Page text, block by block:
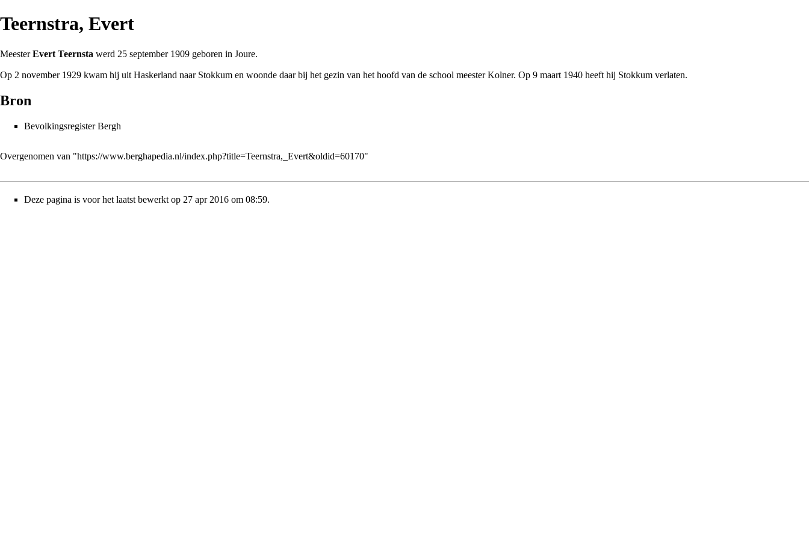
Teernstra, Evert
Meester Evert Teernsta werd 25 september 1909 geboren in Joure.
Op 2 november 1929 kwam hij uit Haskerland naar Stokkum en woonde daar bij het gezin van het hoofd van de school meesterKolner. Op 9 maart 1940 heeft hij Stokkum verlaten.
Bron
Bevolkingsregister Bergh
Overgenomen van "https://www.berghapedia.nl/index.php?title=Teernstra,_Evert&oldid=60170"
Deze pagina is voor het laatst bewerkt op 27 apr 2016 om 08:59.